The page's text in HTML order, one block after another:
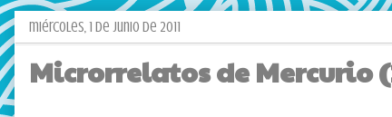
miércoles, 1 de junio de 2011
Microrrelatos de Mercurio